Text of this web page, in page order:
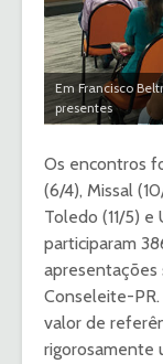
Em Francisco
presentes
Os encontros
(6/4), Missal
Toledo (11/5) e
participaram
apresentações
Conseleite-
valor de
rigorosamente